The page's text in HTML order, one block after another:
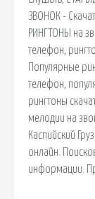
ЗВОНОК -
РИНГТОНЫ на
телефон,
Популярные
телефон,
рингтоны
мелодии на
Каспийский
онлайн.
информации.